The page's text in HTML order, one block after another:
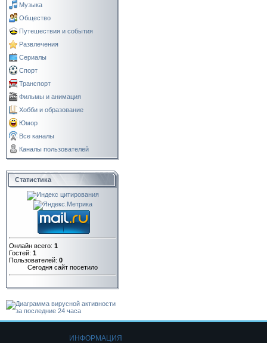
Музыка
Общество
Путешествия и события
Развлечения
Сериалы
Спорт
Транспорт
Фильмы и анимация
Хобби и образование
Юмор
Все каналы
Каналы пользователей
Статистика
Онлайн всего: 1
Гостей: 1
Пользователей: 0
Сегодня сайт посетило
ИНФОРМАЦИЯ